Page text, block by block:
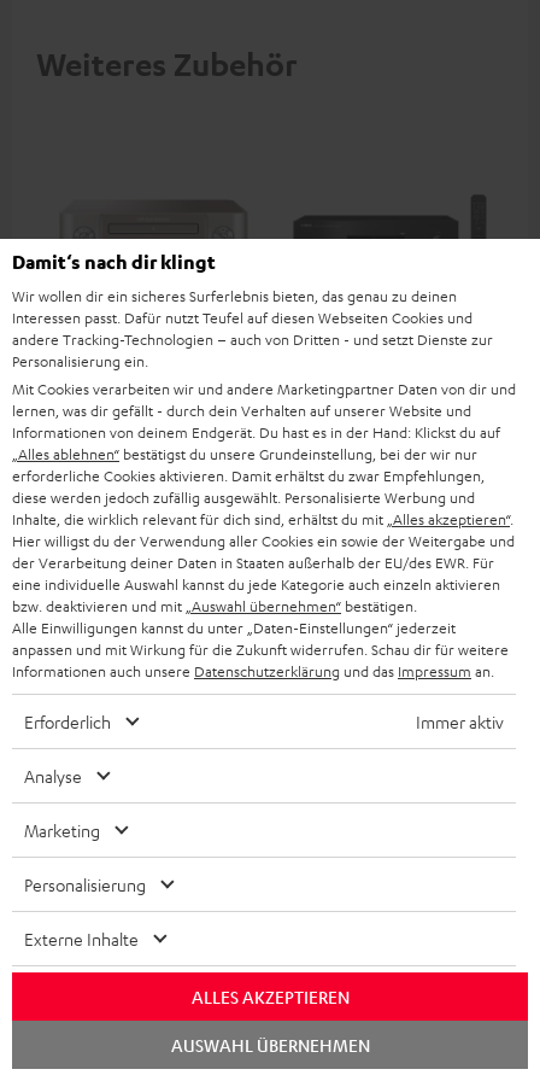
Weiteres Zubehör
MARANTZ M-CR612
Stereo-Netzwerk-CD-Receiver
der Spitzenklasse für
Kompaktlautsprecher und
kleinere Räume
799,‐€
2.0-Stereo-Receiver der
Einstiegsklasse mit 115 Watt
pro Kanal an 4 Ohm (bei 1
kHz, 0.7 % THD)
Deal
239,‐€
269,‐€Letzter niedrigster Preis
269, ‐
Lieferumfang
DEFINION 3S
1 × Fußplatte DEF 3S FRB (Paar) – Schwarz
2 × Satelliten-Lautsprecher DEF 3S FCR – Anthrazit
Standfüße nicht im Lieferumfang enthalten
Downloads und Service
Damit‘s nach dir klingt
Wir wollen dir ein sicheres Surferlebnis bieten, das genau zu deinen
Interessen passt. Dafür nutzt Teufel auf diesen Webseiten Cookies und
andere Tracking-Technologien – auch von Dritten - und setzt Dienste zur
Personalisierung ein.
Mit Cookies verarbeiten wir und andere Marketingpartner Daten von dir und
lernen, was dir gefällt - durch dein Verhalten auf unserer Website und
Informationen von deinem Endgerät. Du hast es in der Hand: Klickst du auf
„Alles ablehnen“ bestätigst du unsere Grundeinstellung, bei der wir nur
erforderliche Cookies aktivieren. Damit erhältst du zwar Empfehlungen,
diese werden jedoch zufällig ausgewählt. Personalisierte Werbung und
Inhalte, die wirklich relevant für dich sind, erhältst du mit „Alles akzeptieren“.
Hier willigst du der Verwendung aller Cookies ein sowie der Weitergabe und
der Verarbeitung deiner Daten in Staaten außerhalb der EU/des EWR. Für
eine individuelle Auswahl kannst du jede Kategorie auch einzeln aktivieren
bzw. deaktivieren und mit „Auswahl übernehmen“ bestätigen.
Alle Einwilligungen kannst du unter „Daten-Einstellungen“ jederzeit
anpassen und mit Wirkung für die Zukunft widerrufen. Schau dir für weitere
Informationen auch unsere Datenschutzerklärung und das Impressum an.
Erforderlich Immer aktiv
Analyse
Marketing
Personalisierung
Externe Inhalte
ALLES AKZEPTIEREN
AUSWAHL ÜBERNEHMEN